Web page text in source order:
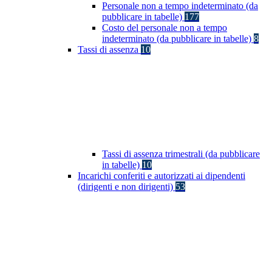
Personale non a tempo indeterminato (da
pubblicare in tabelle) 177
Costo del personale non a tempo
indeterminato (da pubblicare in tabelle) 8
Tassi di assenza 10
Tassi di assenza trimestrali (da pubblicare
in tabelle) 10
Incarichi conferiti e autorizzati ai dipendenti
(dirigenti e non dirigenti) 53